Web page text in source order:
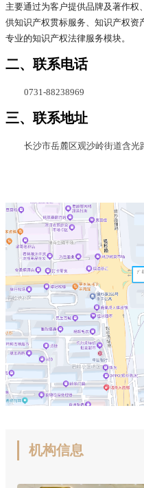
主要通过为客户提供品牌及著作权
供知识产权贯标服务、知识产权资
专业的知识产权法律服务模块。
二、联系电话
0731-88238969
三、联系地址
长沙市岳麓区观沙岭街道含光
机构信息